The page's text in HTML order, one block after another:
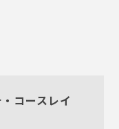
コースレイ